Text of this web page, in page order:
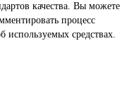
качества. Вы можете
процесс
используемых средствах.